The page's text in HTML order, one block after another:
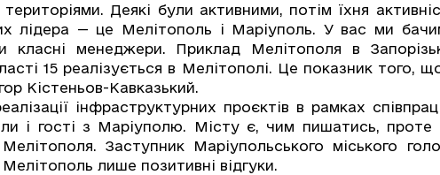
Деякі були активними, потім їхня
лідера — це Мелітополь і Маріуполь. У вас ми
класні менеджери. Приклад Мелітополя в
15 реалізується в Мелітополі. Це показник того,
Кістеньов-Кавказький.
інфраструктурних проєктів в рамках
і гості з Маріуполю. Місту є, чим пишатись, проте
Заступник Маріупольського міського
лише позитивні відгуки.